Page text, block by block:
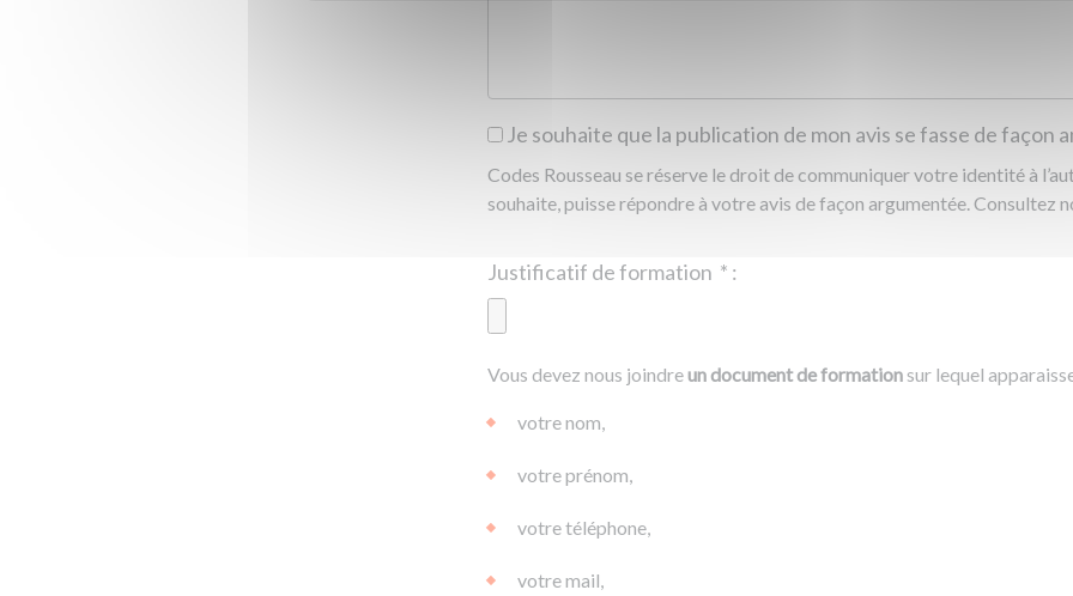
Je souhaite que la publication de mon avis se fasse de façon
Codes Rousseau se réserve le droit de communiquer votre identité à
souhaite, puisse répondre à votre avis de façon argumentée. Consultez
* :
||0.00 Ko
Vous devez nous joindreun document de formation sur lequel
votre nom,
votre prénom,
votre téléphone,
votre mail,